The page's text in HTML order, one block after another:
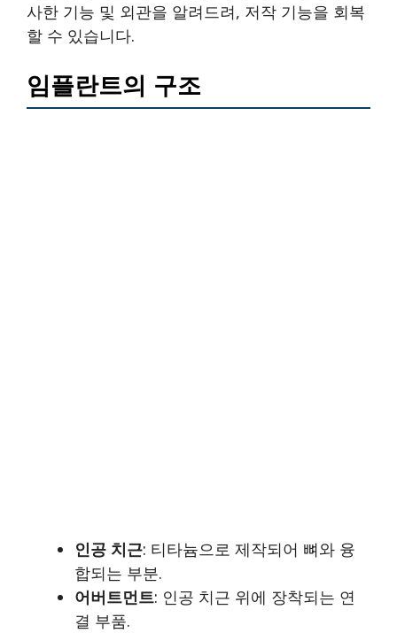
사한 기능 및 외관을 알려드려, 저작 기능을 회복
할 수 있습니다.
임플란트의 구조
인공 치근: 티타늄으로 제작되어 뼈와 융
합되는 부분.
어버트먼트: 인공 치근 위에 장착되는 연
결 부품.